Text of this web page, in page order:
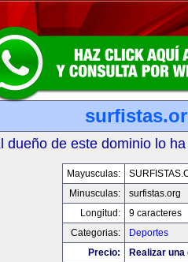
dueño de este dominio lo
Mayusculas:
Minusculas:
surfistas.org
Longitud:
9 caracteres
Categorias:
Deportes
Precio:
Realizar